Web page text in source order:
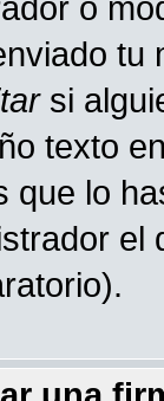
o
tu
si
texto
que lo